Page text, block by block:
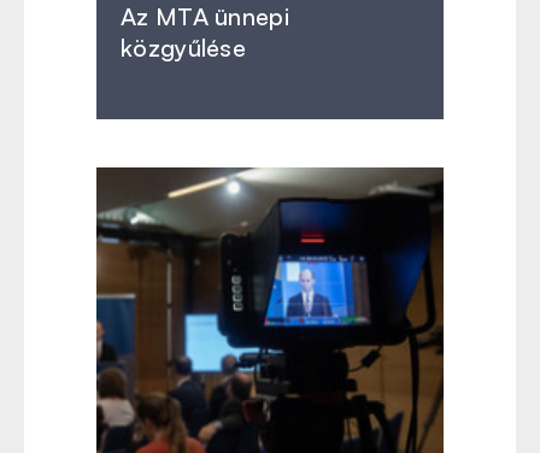
Az MTA ünnepi
közgyűlése